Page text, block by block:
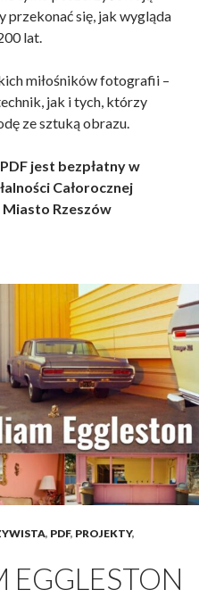
przekonać się, jak wygląda
lat.
miłośników fotografii –
jak i tych, którzy
ze sztuką obrazu.
jest bezpłatny w
Całorocznej
Rzeszów
, PDF, PROJEKTY,
EGGLESTON